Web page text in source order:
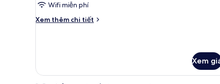
cảnh
góc
kế
trưng,
quang
cảnh
Wifi miễn phí
Xem thêm chi tiết
Chi
có
Xem